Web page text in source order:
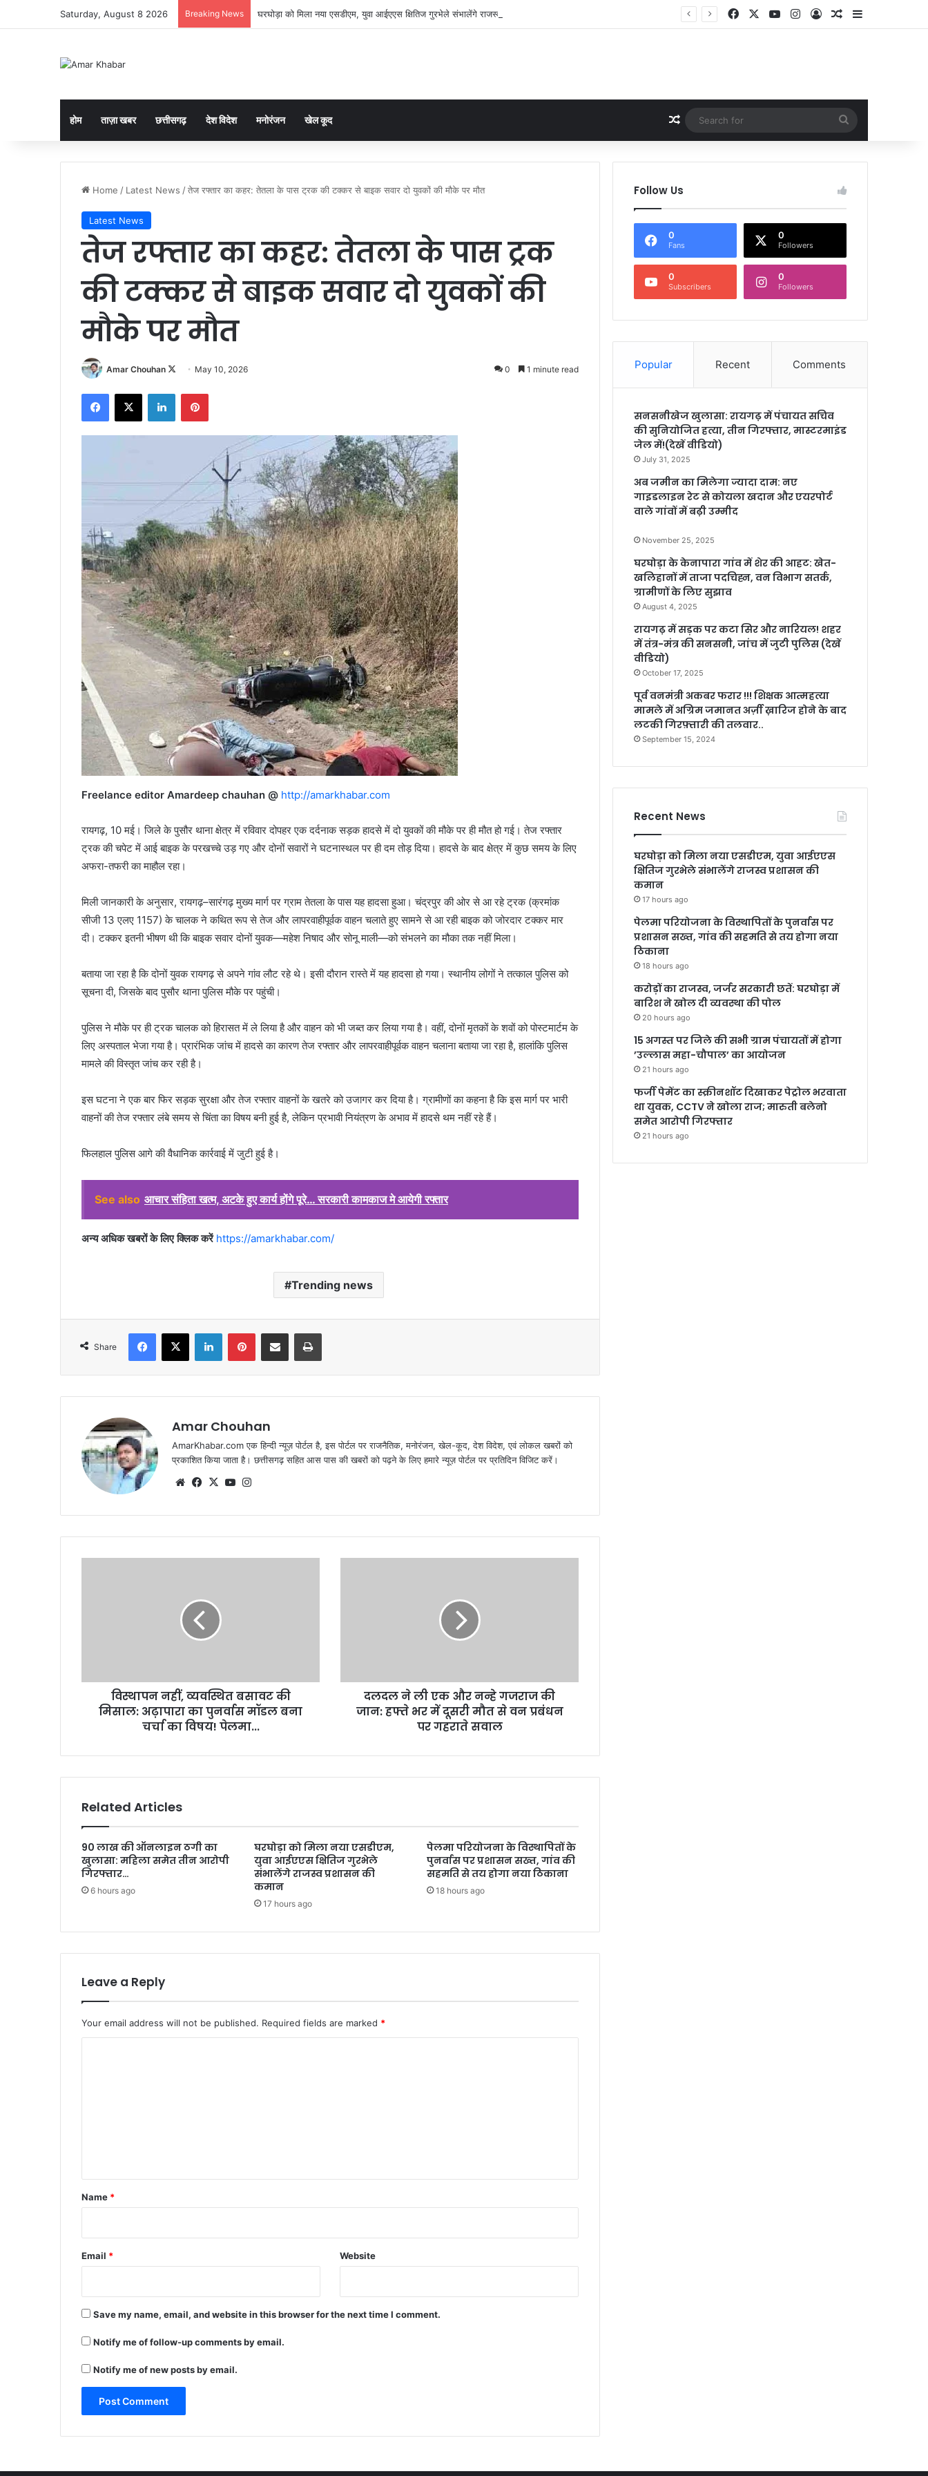
Saturday, August 8 2026 Breaking News घरघोड़ा को मिला नया एसडीएम, युवा आईएएस क्षितिज गुरभेले संभालेंगे राजस्व प्रशासन की कमान FacebookYouTubeInstagram
Log InRandom Article
Sidebar
होम ताज़ा खबर छत्तीसगढ़ देश विदेश मनोरंजन खेल कूद Random Article
for
Home / Latest News /तेज रफ्तार का कहर: तेतला के पास ट्रक की टक्कर से बाइक सवार दो युवकों की मौके पर मौत
Latest News
तेज रफ्तार का कहर: तेतला के पास ट्रक
की टक्कर से बाइक सवार दो युवकों की
मौके पर मौत
Amar Chouhan
FollowMay 10, 2026 0 1 minute read
Facebook
X LinkedInPinterest
Freelance editor Amardeep chauhan @ http://amarkhabar.com
रायगढ़, 10 मई। जिले के पुसौर थाना क्षेत्र में रविवार दोपहर एक दर्दनाक सड़क हादसे में दो युवकों की मौके पर ही मौत हो गई। तेज रफ्तार
ट्रक की चपेट में आई बाइक के परखच्चे उड़ गए और दोनों सवारों ने घटनास्थल पर ही दम तोड़ दिया। हादसे के बाद क्षेत्र में कुछ समय के लिए
अफरा-तफरी का माहौल रहा।
मिली जानकारी के अनुसार, रायगढ़–सारंगढ़ मुख्य मार्ग पर ग्राम तेतला के पास यह हादसा हुआ। चंद्रपुर की ओर से आ रहे ट्रक (क्रमांक
सीजी 13 एलए 1157) के चालक ने कथित रूप से तेज और लापरवाहीपूर्वक वाहन चलाते हुए सामने से आ रही बाइक को जोरदार टक्कर मार
दी। टक्कर इतनी भीषण थी कि बाइक सवार दोनों युवक—महेश निषाद और सोनू माली—को संभलने का मौका तक नहीं मिला।
बताया जा रहा है कि दोनों युवक रायगढ़ से अपने गांव लौट रहे थे। इसी दौरान रास्ते में यह हादसा हो गया। स्थानीय लोगों ने तत्काल पुलिस को
सूचना दी, जिसके बाद पुसौर थाना पुलिस मौके पर पहुंची।
पुलिस ने मौके पर ही ट्रक चालक को हिरासत में ले लिया है और वाहन को भी जब्त कर लिया गया है। वहीं, दोनों मृतकों के शवों को पोस्टमार्टम के
लिए अस्पताल भेजा गया है। प्रारंभिक जांच में हादसे का कारण तेज रफ्तार और लापरवाहीपूर्वक वाहन चलाना बताया जा रहा है, हालांकि पुलिस
मामले की विस्तृत जांच कर रही है।
इस घटना ने एक बार फिर सड़क सुरक्षा और तेज रफ्तार वाहनों के खतरे को उजागर कर दिया है। ग्रामीणों का कहना है कि इस मार्ग पर भारी
वाहनों की तेज रफ्तार लंबे समय से चिंता का विषय बनी हुई है, लेकिन प्रभावी नियंत्रण के अभाव में हादसे थम नहीं रहे हैं।
फिलहाल पुलिस आगे की वैधानिक कार्रवाई में जुटी हुई है।
See also आचार संहिता खत्म, अटके हुए कार्य होंगे पूरे… सरकारी कामकाज मे आयेगी रफ्तार
अन्य अधिक खबरों के लिए क्लिक करें https://amarkhabar.com/
Trending news
Share
Facebook
X LinkedInPinterestShare via Email Print
Amar Chouhan
AmarKhabar.com एक हिन्दी न्यूज़ पोर्टल है, इस पोर्टल पर राजनैतिक, मनोरंजन, खेल-कूद, देश विदेश, एवं लोकल खबरों को
प्रकाशित किया जाता है। छत्तीसगढ़ सहित आस पास की खबरों को पढ़ने के लिए हमारे न्यूज़ पोर्टल पर प्रतिदिन विजिट करें।
WebsiteFacebook
X YouTube
विस्थापन नहीं, व्यवस्थित बसावट की
मिसाल: अढ़ापारा का पुनर्वास मॉडल बना
चर्चा का विषय! पेलमा...
दलदल ने ली एक और नन्हे गजराज की
जान: हफ्ते भर में दूसरी मौत से वन प्रबंधन
पर गहराते सवाल
Related Articles
90 लाख की ऑनलाइन ठगी का
खुलासा: महिला समेत तीन आरोपी
गिरफ्तार…
6 hours ago
घरघोड़ा को मिला नया एसडीएम,
युवा आईएएस क्षितिज गुरभेले
संभालेंगे राजस्व प्रशासन की
कमान
17 hours ago
पेलमा परियोजना के विस्थापितों के
पुनर्वास पर प्रशासन सख्त, गांव की
सहमति से तय होगा नया ठिकाना
18 hours ago
Leave a Reply
Your email address will not be published. Required fields are marked *
*
Name *
Email * Website
Save my name, email, and website in this browser for the next time I comment.
Notify me of follow-up comments by email.
Notify me of new posts by email.
Follow Us
0
Fans
0
Followers
0
Subscribers
0
Followers
Popular Recent Comments
सनसनीखेज खुलासा: रायगढ़ में पंचायत सचिव
की सुनियोजित हत्या, तीन गिरफ्तार, मास्टरमाइंड
जेल में!(देखें वीडियो)
July 31, 2025
अब जमीन का मिलेगा ज्यादा दाम: नए
गाइडलाइन रेट से कोयला खदान और एयरपोर्ट
वाले गांवों में बढ़ी उम्मीद
November 25, 2025
घरघोड़ा के केनापारा गांव में शेर की आहट: खेत-
खलिहानों में ताजा पदचिह्न, वन विभाग सतर्क,
ग्रामीणों के लिए सुझाव
August 4, 2025
रायगढ़ में सड़क पर कटा सिर और नारियल! शहर
में तंत्र-मंत्र की सनसनी, जांच में जुटी पुलिस (देखें
वीडियो)
October 17, 2025
पूर्व वनमंत्री अकबर फरार !!! शिक्षक आत्महत्या
मामले में अग्रिम जमानत अर्ज़ी ख़ारिज होने के बाद
लटकी गिरफ़्तारी की तलवार..
September 15, 2024
Recent News
घरघोड़ा को मिला नया एसडीएम, युवा आईएएस
क्षितिज गुरभेले संभालेंगे राजस्व प्रशासन की
कमान
17 hours ago
पेलमा परियोजना के विस्थापितों के पुनर्वास पर
प्रशासन सख्त, गांव की सहमति से तय होगा नया
ठिकाना
18 hours ago
करोड़ों का राजस्व, जर्जर सरकारी छतें: घरघोड़ा में
बारिश ने खोल दी व्यवस्था की पोल
20 hours ago
15 अगस्त पर जिले की सभी ग्राम पंचायतों में होगा
’उल्लास महा-चौपाल’ का आयोजन
21 hours ago
फर्जी पेमेंट का स्क्रीनशॉट दिखाकर पेट्रोल भरवाता
था युवक, CCTV ने खोला राज; मारुती बलेनो
समेत आरोपी गिरफ्तार
21 hours ago